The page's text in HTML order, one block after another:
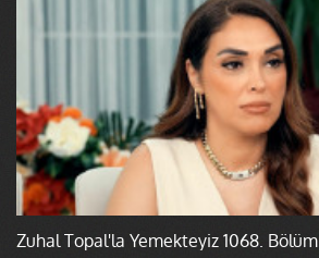
Zuhal Topal'la Yemekteyiz 1068. Bölüm